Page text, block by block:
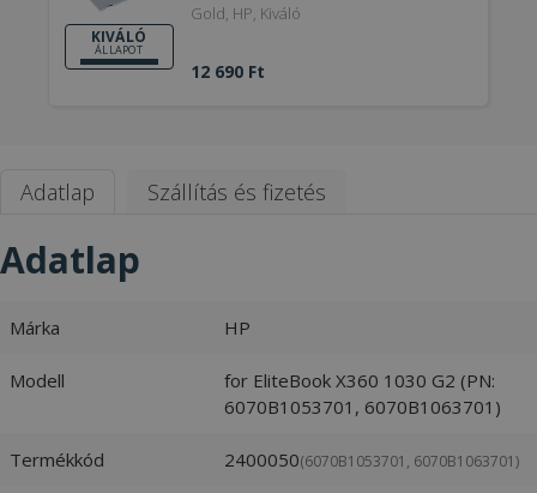
KIVÁLÓ
ÁLLAPOT
Gold, HP, Kiváló
12 690 Ft
Adatlap Szállítás és fizetés
Adatlap
Márka HP
Modell
for EliteBook X360 1030 G2 (PN:
6070B1053701, 6070B1063701)
Termékkód 2400050(6070B1053701, 6070B1063701)